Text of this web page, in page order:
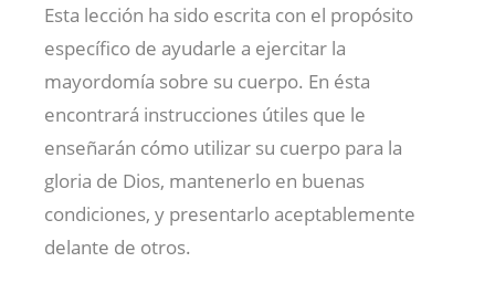
Esta lección ha sido escrita con el propósito
específico de ayudarle a ejercitar la
mayordomía sobre su cuerpo. En ésta
encontrará instrucciones útiles que le
enseñarán cómo utilizar su cuerpo para la
gloria de Dios, mantenerlo en buenas
condiciones, y presentarlo aceptablemente
delante de otros.